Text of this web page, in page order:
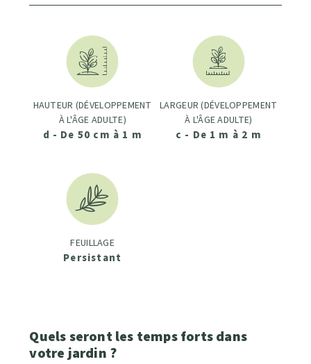
HAUTEUR (DÉVELOPPEMENT
À L'ÂGE ADULTE)
d - De 50 cm à 1 m
LARGEUR (DÉVELOPPEMENT
À L'ÂGE ADULTE)
c - De 1 m à 2 m
FEUILLAGE
Persistant
Quels seront les temps forts dans
votre jardin ?